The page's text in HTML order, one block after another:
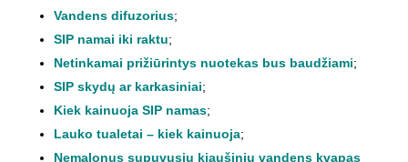
Vandens difuzorius;
SIP namai iki raktu;
Netinkamai prižiūrintys nuotekas bus baudžiami;
SIP skydų ar karkasiniai;
Kiek kainuoja SIP namas;
Lauko tualetai – kiek kainuoja;
Nemalonus supuvusių kiaušinių vandens kvapas